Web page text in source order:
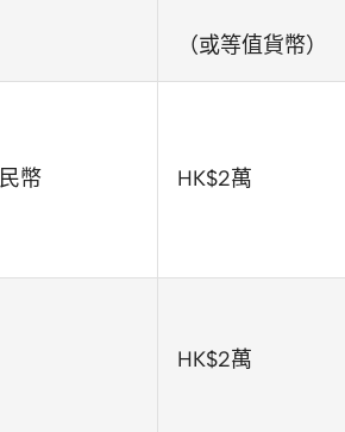
（或等值貨幣）
幣 HK$2萬
HK$2萬